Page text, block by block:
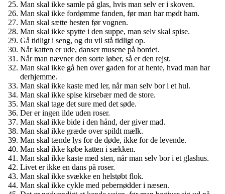
Man skal ikke samle på glas, hvis man selv er i skoven.
Man skal ikke fordømme fanden, før man har mødt ham.
Man skal sætte hesten før vognen.
Man skal ikke spytte i den suppe, man selv skal spise.
Gå tidligt i seng, og du vil stå tidligt op.
Når katten er ude, danser musene på bordet.
Når man nævner den sorte løber, så er den rejst.
Man skal ikke gå hen over gaden for at hente, hvad man har
derhjemme.
Man skal ikke kaste med ler, når man selv bor i et hul.
Man skal ikke spise kirsebær med de store.
Man skal tage det sure med det søde.
Der er ingen ilde uden roser.
Man skal ikke bide i den hånd, der giver mad.
Man skal ikke græde over spildt mælk.
Man skal tænde lys for de døde, ikke for de levende.
Man skal ikke købe katten i sækken.
Man skal ikke kaste med sten, når man selv bor i et glashus.
Livet er ikke en dans på roser.
Man skal ikke svække en helstøbt flok.
Man skal ikke cykle med pebernødder i næsen.